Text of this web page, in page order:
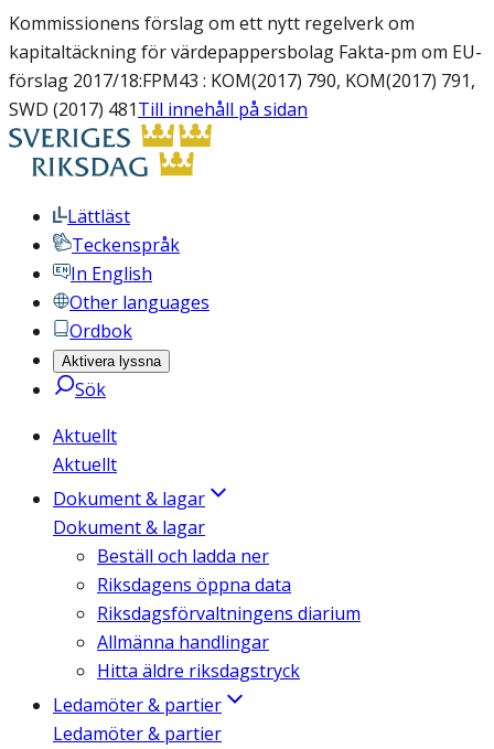
Kommissionens förslag om ett nytt regelverk om
kapitaltäckning för värdepappersbolag Fakta-pm om EU-
förslag 2017/18:FPM43 : KOM(2017) 790, KOM(2017) 791,
SWD (2017) 481Till innehåll på sidan
Lättläst
Teckenspråk
In English
Other languages
Ordbok
Aktivera lyssna
Sök
Aktuellt
Aktuellt
Dokument & lagar
Dokument & lagar
Beställ och ladda ner
Riksdagens öppna data
Riksdagsförvaltningens diarium
Allmänna handlingar
Hitta äldre riksdagstryck
Ledamöter & partier
Ledamöter & partier